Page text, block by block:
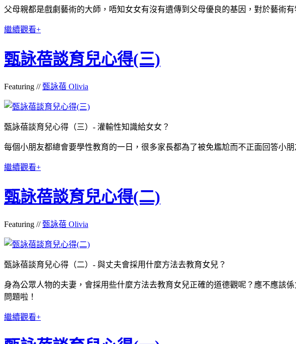
父母親都是戲劇藝術的大師，唔知女女有沒有遺傳到父母優良的基因，對於藝術
繼續觀看+
甄詠蓓談育兒心得(三)
Featuring // 甄詠蓓 Olivia
甄詠蓓談育兒心得（三）- 灌輸性知識給女女？
每個小朋友都總會要學性教育的一日，很多家長都為了被免尷尬而不正面回答小
繼續觀看+
甄詠蓓談育兒心得(二)
Featuring // 甄詠蓓 Olivia
甄詠蓓談育兒心得（二）- 與丈夫會採用什麼方法去教育女兒？
身為公眾人物的夫妻，會採用些什麼方法去教育女兒正確的道德觀呢？應不應該
問題啦！
繼續觀看+